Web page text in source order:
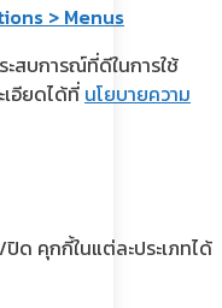
> Menus
สบการณ์ที่ดีในการใช้
อียดได้ที่ นโยบายความ
ด คุกกี้ในแต่ละประเภทได้